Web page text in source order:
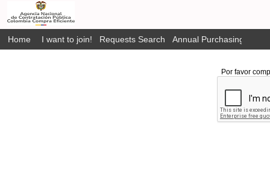
Home I want to join! Requests Search Annual Purchasing Plan
Por favor